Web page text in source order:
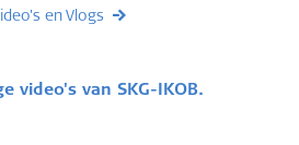
en Vlogs
video's van SKG-IKOB.